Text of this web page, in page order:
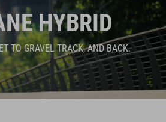
HYBRID
TO GRAVEL TRACK, AND BACK.